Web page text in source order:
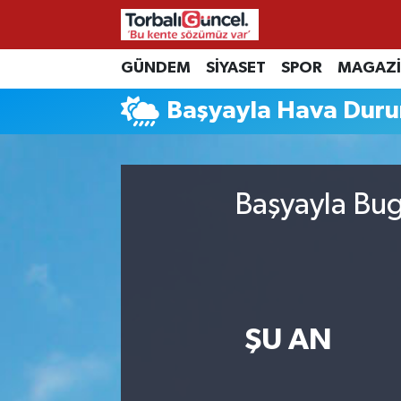
GÜNDEM SİYASET SPOR
Başyayla Hava
Başyayla
ŞU AN
İzmir Nöbetçi Eczaneler
İzmir Hava Durumu
İzmir Trafik Yoğunluk Haritası
Haber Arşivi